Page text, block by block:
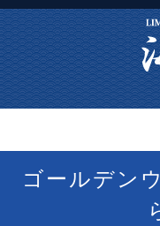
ゴールデン